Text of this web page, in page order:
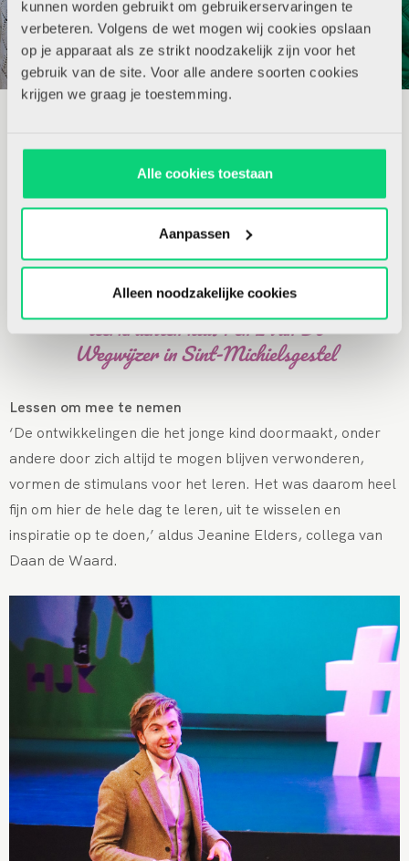
kunnen worden gebruikt om gebruikerservaringen te
verbeteren. Volgens de wet mogen wij cookies opslaan
op je apparaat als ze strikt noodzakelijk zijn voor het
gebruik van de site. Voor alle andere soorten cookies
krijgen we graag je toestemming.
Alle cookies toestaan
Aanpassen
Alleen noodzakelijke cookies
Niet alleen binnen, maar ook buiten verwonderen de deelnemers
‘We waren op zoek naar een
duidelijkere visie op ons onderwijs. Na
de lezingen en workshops van vandaag
weten we dat we op de goede weg zijn én
dat er genoeg ruimte is voor groei.’
Sarah Boleij en Kristel van de Zanden,
leerkrachten klas 1 en 2 van De
Wegwijzer in Sint-Michielsgestel
Lessen om mee te nemen
‘De ontwikkelingen die het jonge kind doormaakt, onder
andere door zich altijd te mogen blijven verwonderen,
vormen de stimulans voor het leren. Het was daarom heel
fijn om hier de hele dag te leren, uit te wisselen en
inspiratie op te doen,’ aldus Jeanine Elders, collega van
Daan de Waard.